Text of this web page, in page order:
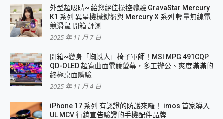
外型超吸晴~ 給您絕佳操控體驗 GravaStar Mercury
K1 系列 異星機械鍵盤與 Mercury X 系列 輕量無線電
競滑鼠 開箱 評測
2025 年 11 月 7 日
開箱~變身「蜘蛛人」椅子軍師！MSI MPG 491CQP
QD-OLED 超寬曲面電競螢幕，多工辦公、爽度滿滿的
終極桌面體驗
2025 年 11 月 4 日
iPhone 17 系列 有認證的防護來囉！ imos 首家導入
UL MCV 行銷宣告驗證的手機配件品牌